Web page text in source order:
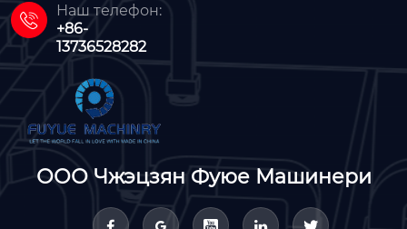

Наш телефон:
+86-
13736528282
ООО Чжэцзян Фуюе Машинери
    